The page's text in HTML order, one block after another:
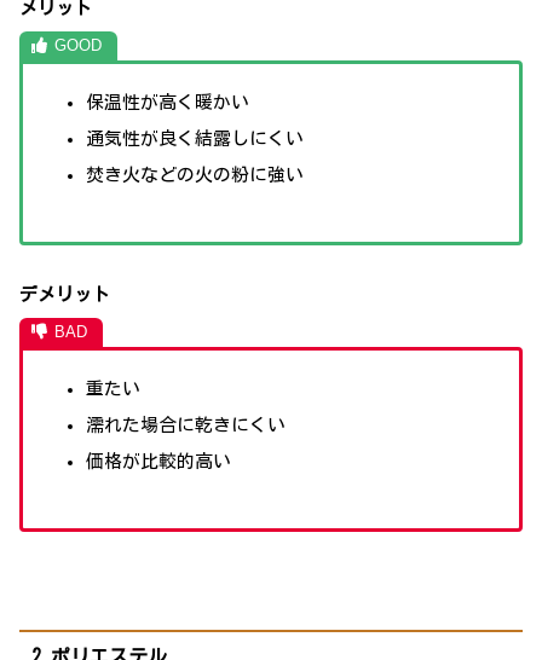
メリット
保温性が高く暖かい
通気性が良く結露しにくい
焚き火などの火の粉に強い
デメリット
重たい
濡れた場合に乾きにくい
価格が比較的高い
2.ポリエステル